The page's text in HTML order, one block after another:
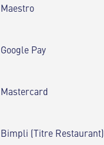
Maestro
Google Pay
Mastercard
Bimpli (Titre Restaurant)